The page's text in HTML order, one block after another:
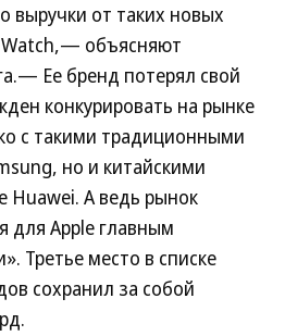
выручки от таких новых
Watch,— объясняют
Ее бренд потерял свой
конкурировать на рынке
с такими традиционными
но и китайскими
Huawei. А ведь рынок
для Apple главным
Третье место в списке
сохранил за собой